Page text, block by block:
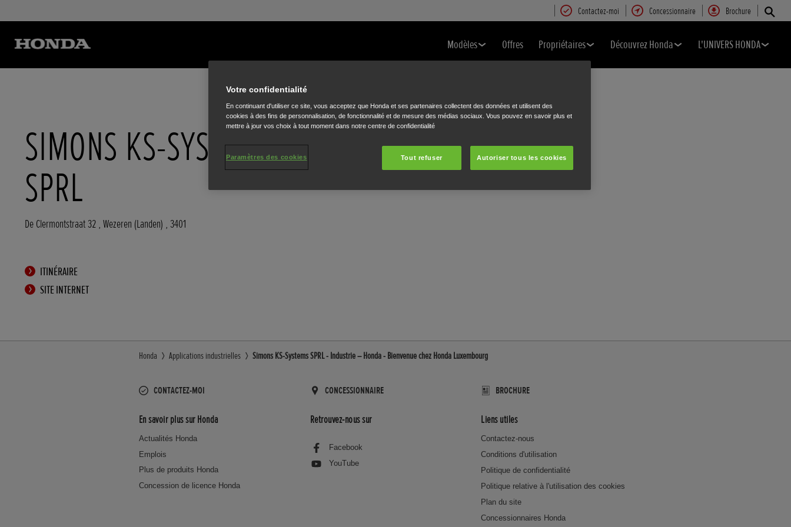
Contactez-moi Concessionnaire Brochure
Modèles Offres Propriétaires Découvrez Honda L'UNIVERS HONDA
SIMONS KS-SYSTEMS
SPRL
De Clermontstraat 32 , Wezeren (Landen) , 3401
ITINÉRAIRE
SITE INTERNET
Honda Applications industrielles Simons KS-Systems SPRL - Industrie – Honda - Bienvenue chez Honda Luxembourg
CONTACTEZ-MOI CONCESSIONNAIRE BROCHURE
En savoir plus sur Honda
Actualités Honda
Emplois
Plus de produits Honda
Concession de licence Honda
Retrouvez-nous sur
Facebook
YouTube
Liens utiles
Contactez-nous
Conditions d'utilisation
Politique de confidentialité
Politique relative à l'utilisation des cookies
Plan du site
Concessionnaires Honda
Votre confidentialité
En continuant d'utiliser ce site, vous acceptez que Honda et ses partenaires collectent des données et utilisent des
cookies à des fins de personnalisation, de fonctionnalité et de mesure des médias sociaux. Vous pouvez en savoir plus et
mettre à jour vos choix à tout moment dans notre centre de confidentialité
Tout refuser Autoriser tous les cookies
Paramètres des cookies